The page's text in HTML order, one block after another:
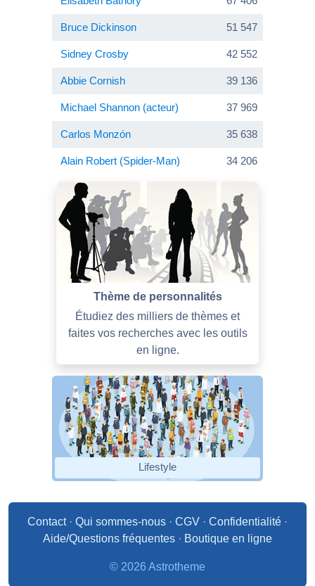
Bruce Dickinson 51 547
Sidney Crosby 42 552
Abbie Cornish 39 136
Michael Shannon (acteur) 37 969
Carlos Monzón 35 638
Alain Robert (Spider-Man) 34 206
Thème de personnalités
Étudiez des milliers de thèmes et
faites vos recherches avec les outils
en ligne.
Lifestyle
Contact· Qui sommes-nous · CGV · Confidentialité ·
Aide/Questions fréquentes · Boutique en ligne
© 2026 Astrotheme